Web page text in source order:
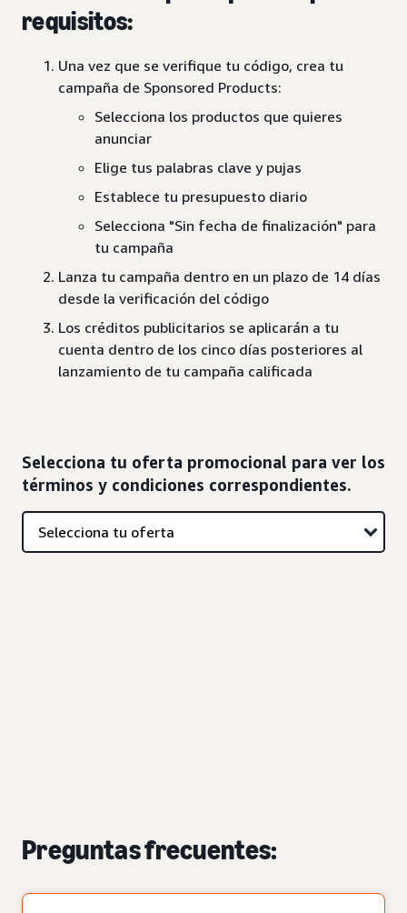
requisitos:
Una vez que se verifique tu código, crea tu
campaña de Sponsored Products:
Selecciona los productos que quieres
anunciar
Elige tus palabras clave y pujas
Establece tu presupuesto diario
Selecciona "Sin fecha de finalización" para
tu campaña
Lanza tu campaña dentro en un plazo de 14 días
desde la verificación del código
Los créditos publicitarios se aplicarán a tu
cuenta dentro de los cinco días posteriores al
lanzamiento de tu campaña calificada
Selecciona tu oferta promocional para ver los
términos y condiciones correspondientes.
Preguntas frecuentes: